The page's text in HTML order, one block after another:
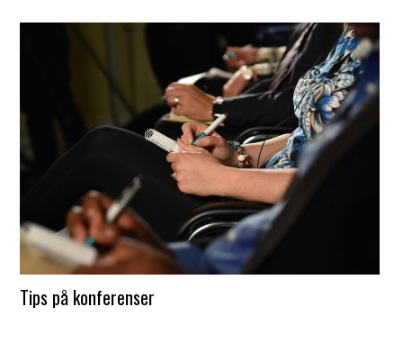
Tips på konferenser